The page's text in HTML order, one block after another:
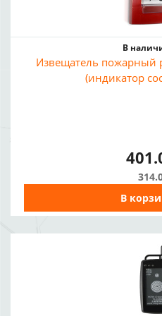
В
Извещатель пожарный
(индикатор
В